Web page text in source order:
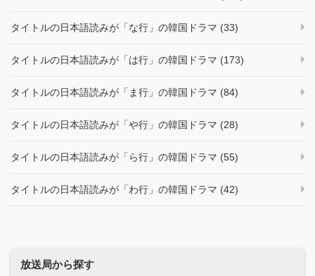
タイトルの日本語読みが「な行」の韓国ドラマ (33)
タイトルの日本語読みが「は行」の韓国ドラマ (173)
タイトルの日本語読みが「ま行」の韓国ドラマ (84)
タイトルの日本語読みが「や行」の韓国ドラマ (28)
タイトルの日本語読みが「ら行」の韓国ドラマ (55)
タイトルの日本語読みが「わ行」の韓国ドラマ (42)
放送局から探す